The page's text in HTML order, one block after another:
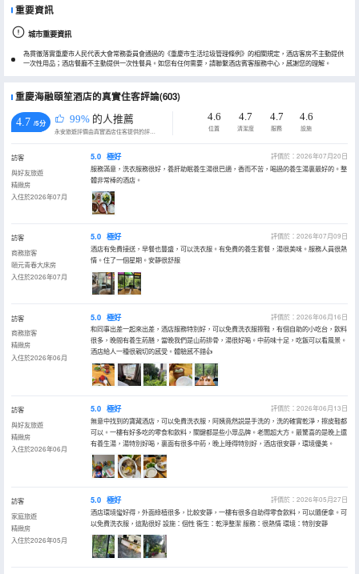
重要資訊
城市重要資訊
為貫徹落實重慶市人民代表大會常務委員會通過的《重慶市生活垃圾管理條例》的相關規定，酒店客房不主動提供
一次性用品；酒店餐廳不主動提供一次性餐具。如您有任何需要，請聯繫酒店賓客服務中心，感謝您的理解。
重慶海融頤笙酒店的真實住客評論(603)
4.7 /5分 99% 的人推薦
永安旅遊評價由真實酒店住客提供的評價。
4.6
位置
4.7
清潔度
4.7
服務
4.6
設施
訪客
與好友旅遊
精緻房
入住於2026年07月
5.0 極好
評價於：2026年07月20日
服務滿意，洗衣服務很好，養肝助眠養生湯很巴適，香而不苦，喝過的養生湯裏最好的。整
體非常棒的酒店。
訪客
商務旅客
頤元青春大床房
入住於2026年07月
5.0 極好
評價於：2026年07月09日
酒店有免費接送，早餐也豐盛，可以洗衣服。有免費的養生套餐，湯很美味。服務人員很熱
情。住了一個星期。安靜很舒服
訪客
商務旅客
精緻房
入住於2026年06月
5.0 極好
評價於：2026年06月16日
和同事出差一起來出差，酒店服務特別好，可以免費洗衣服擦鞋，有個自助的小吃台，飲料
很多，晚間有養生葯膳，當晚我們是山葯排骨，湯很好喝。中葯味十足，吃飯可以看風景。
酒店給人一種很親切的感受。體驗感不錯👍
訪客
與好友旅遊
精緻房
入住於2026年06月
5.0 極好
評價於：2026年06月13日
無意中找到的寶藏酒店，可以免費洗衣服，阿姨竟然説是手洗的，洗的確實乾淨，擦皮鞋都
可以。一樓有好多吃的零食和飲料，關鍵都是些小眾品牌。老闆超大方。最驚喜的是晚上還
有養生湯，湯特別好喝，裏面有很多中葯，晚上睡得特別好，酒店很安靜，環境優美。
訪客
家庭旅遊
精緻房
入住於2026年05月
5.0 極好
評價於：2026年05月27日
酒店環境蠻好得，外面綠植很多，比較安靜，一樓有很多自助得零食飲料，可以隨便拿。可
以免費洗衣服，這點很好 設施：個性 衞生：乾淨整潔 服務：很熱情 環境：特別安靜